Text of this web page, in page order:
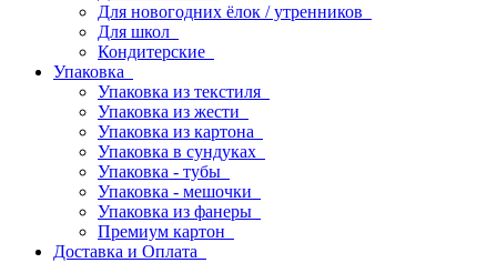
Для новогодних ёлок / утренников
Для школ
Кондитерские
Упаковка
Упаковка из текстиля
Упаковка из жести
Упаковка из картона
Упаковка в сундуках
Упаковка - тубы
Упаковка - мешочки
Упаковка из фанеры
Премиум картон
Доставка и Оплата